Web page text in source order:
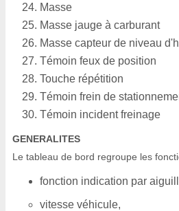
Masse
Masse jauge à carburant
Masse capteur de niveau
Témoin feux de position
Touche répétition
Témoin frein de
Témoin incident freinage
GENERALITES
Le tableau de bord regroupe les
fonction indication par
vitesse véhicule,